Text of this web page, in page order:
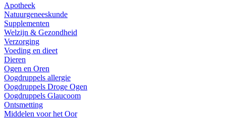
Apotheek
Natuurgeneeskunde
Supplementen
Welzijn & Gezondheid
Verzorging
Voeding en dieet
Dieren
Ogen en Oren
Oogdruppels allergie
Oogdruppels Droge Ogen
Oogdruppels Glaucoom
Ontsmetting
Middelen voor het Oor